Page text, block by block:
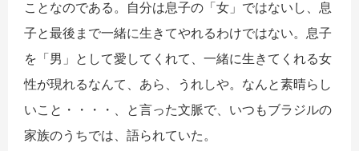
ことなのである。自分は息子の「女」ではないし、息
子と最後まで一緒に生きてやれるわけではない。息子
を「男」として愛してくれて、一緒に生きてくれる女
性が現れるなんて、あら、うれしや。なんと素晴らし
いこと・・・・、と言った文脈で、いつもブラジルの
家族のうちでは、語られていた。